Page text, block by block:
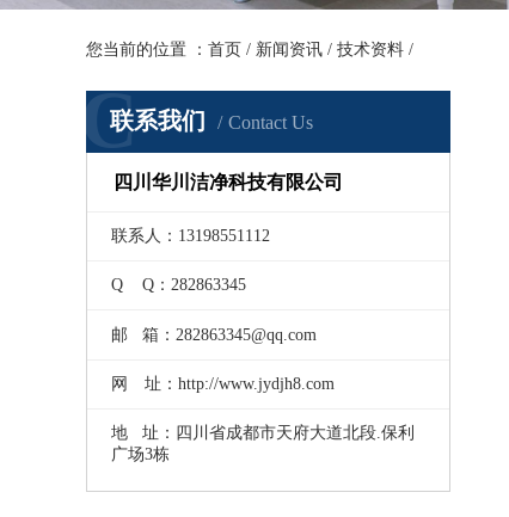
您当前的位置 ： 首页 / 新闻资讯 / 技术资料 /
联系我们 Contact Us
C
四川华川洁净科技有限公司
联系人：13198551112
Q Q：282863345
邮 箱：282863345@qq.com
网 址：http://www.jydjh8.com
地 址：四川省成都市天府大道北段.保利
广场3栋